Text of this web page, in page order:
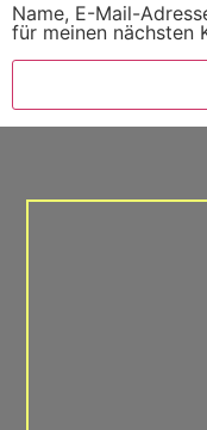
Name, E-Mail-
für meinen nächsten